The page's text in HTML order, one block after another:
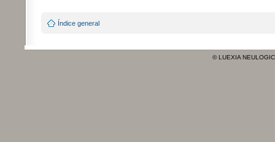
Índice general
© LUEXIA